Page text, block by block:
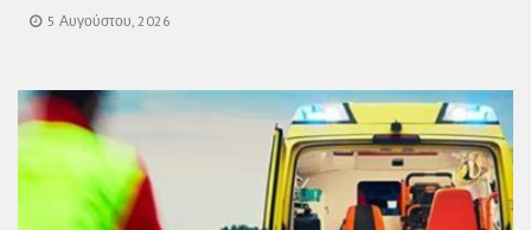
5 Αυγούστου, 2026